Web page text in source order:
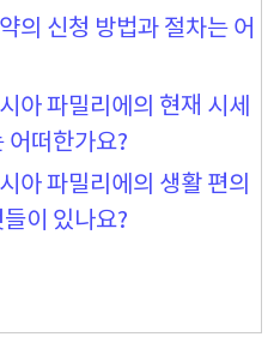
의 신청 방법과 절차는 어
아 파밀리에의 현재 시세
어떠한가요?
아 파밀리에의 생활 편의
이 있나요?